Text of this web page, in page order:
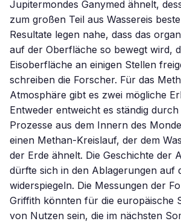
Jupitermondes Ganymed ähnelt,
zum großen Teil aus Wassereis
Resultate legen nahe, dass das
auf der Oberfläche so bewegt wird,
Eisoberfläche an einigen Stellen
schreiben die Forscher. Für das
Atmosphäre gibt es zwei mögliche
Entweder entweicht es ständig
Prozesse aus dem Innern des
einen Methan-Kreislauf, der dem
der Erde ähnelt. Die Geschichte der
dürfte sich in den Ablagerungen auf
widerspiegeln. Die Messungen der
Griffith könnten für die europäische
von Nutzen sein, die im nächsten